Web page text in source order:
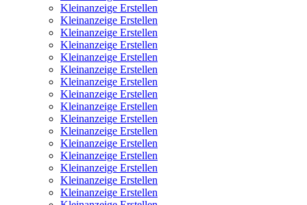
Kleinanzeige Erstellen
Kleinanzeige Erstellen
Kleinanzeige Erstellen
Kleinanzeige Erstellen
Kleinanzeige Erstellen
Kleinanzeige Erstellen
Kleinanzeige Erstellen
Kleinanzeige Erstellen
Kleinanzeige Erstellen
Kleinanzeige Erstellen
Kleinanzeige Erstellen
Kleinanzeige Erstellen
Kleinanzeige Erstellen
Kleinanzeige Erstellen
Kleinanzeige Erstellen
Kleinanzeige Erstellen